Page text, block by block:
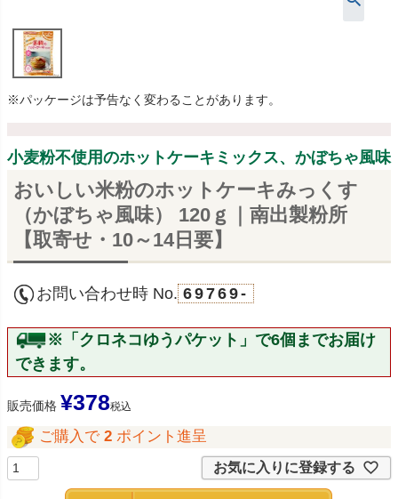
※パッケージは予告なく変わることがあります。
小麦粉不使用のホットケーキミックス、かぼちゃ風味
おいしい米粉のホットケーキみっくす
（かぼちゃ風味） 120ｇ｜南出製粉所
【取寄せ・10～14日要】
お問い合わせ時 No. 69769-
※「クロネコゆうパケット」で6個までお届け
できます。
販売価格 ¥378税込
ご購入で 2 ポイント進呈
お気に入りに登録する